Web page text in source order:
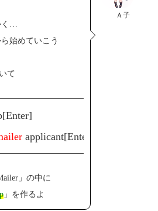
Ａ子
く…
始めていこう
て
applicant[Enter]
」の中に
」を作るよ